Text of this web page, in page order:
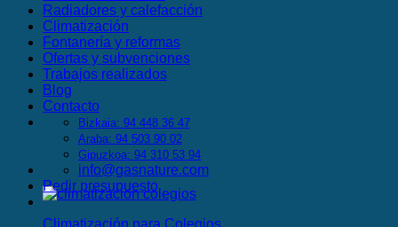
Radiadores y calefacción
Climatización
Fontanería y reformas
Ofertas y subvenciones
Trabajos realizados
Blog
Contacto
Bizkaia: 94 448 36 47
Araba: 94 503 90 02
Gipuzkoa: 94 310 53 94
info@gasnature.com
Pedir presupuesto